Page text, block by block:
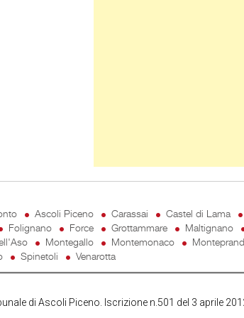
Ascoli Piceno Carassai Castel di Lama
Folignano Force Grottammare Maltignano
Montegallo Montemonaco
Spinetoli Venarotta
di Ascoli Piceno. Iscrizione n.501 del 3 aprile